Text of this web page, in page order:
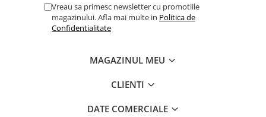
Vreau sa primesc newsletter cu promotiile
magazinului. Afla mai multe in Politica de
Confidentialitate
MAGAZINUL MEU
CLIENTI
DATE COMERCIALE